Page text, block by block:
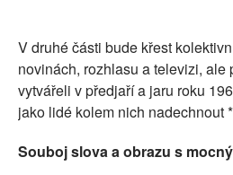
V druhé části bude křest
novinách, rozhlasu a televizi, ale
vytvářeli v předjaří a jaru roku
jako lidé kolem nich nadechnout *
Souboj slova a obrazu s